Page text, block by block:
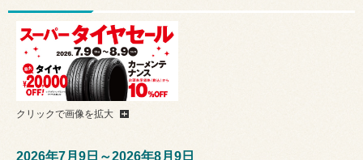
クリックで画像を拡大
2026年7月9日～2026年8月9日